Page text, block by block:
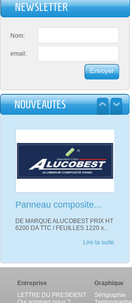
NEWSLETTER
Nom:
email:
NOUVEAUTES
MARQUE SAATI
Lire la suite
Panneau composite...
DE MARQUE ALUCOBEST PRIX HT
6200 DA TTC / FEUILLES 1220 x...
Lire la suite
Entreprise
LETTRE DU PRESIDENT
Graphique
Sérigraphie